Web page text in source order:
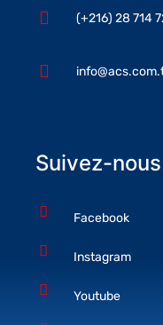
(+216) 28 714
Suivez-
Facebook
Instagram
Youtube